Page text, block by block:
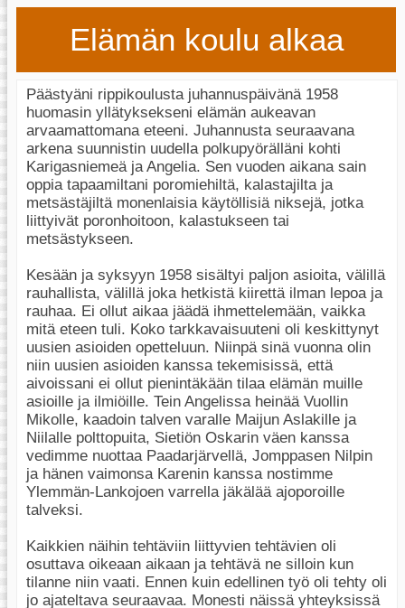
Elämän koulu alkaa
Päästyäni rippikoulusta juhannuspäivänä 1958
huomasin yllätyksekseni elämän aukeavan
arvaamattomana eteeni. Juhannusta seuraavana
arkena suunnistin uudella polkupyörälläni kohti
Karigasniemeä ja Angelia. Sen vuoden aikana sain
oppia tapaamiltani poromiehiltä, kalastajilta ja
metsästäjiltä monenlaisia käytöllisiä niksejä, jotka
liittyivät poronhoitoon, kalastukseen tai
metsästykseen.
Kesään ja syksyyn 1958 sisältyi paljon asioita, välillä
rauhallista, välillä joka hetkistä kiirettä ilman lepoa ja
rauhaa. Ei ollut aikaa jäädä ihmettelemään, vaikka
mitä eteen tuli. Koko tarkkavaisuuteni oli keskittynyt
uusien asioiden opetteluun. Niinpä sinä vuonna olin
niin uusien asioiden kanssa tekemisissä, että
aivoissani ei ollut pienintäkään tilaa elämän muille
asioille ja ilmiöille. Tein Angelissa heinää Vuollin
Mikolle, kaadoin talven varalle Maijun Aslakille ja
Niilalle polttopuita, Sietiön Oskarin väen kanssa
vedimme nuottaa Paadarjärvellä, Jomppasen Nilpin
ja hänen vaimonsa Karenin kanssa nostimme
Ylemmän-Lankojoen varrella jäkälää ajoporoille
talveksi.
Kaikkien näihin tehtäviin liittyvien tehtävien oli
osuttava oikeaan aikaan ja tehtävä ne silloin kun
tilanne niin vaati. Ennen kuin edellinen työ oli tehty oli
jo ajateltava seuraavaa. Monesti näissä yhteyksissä